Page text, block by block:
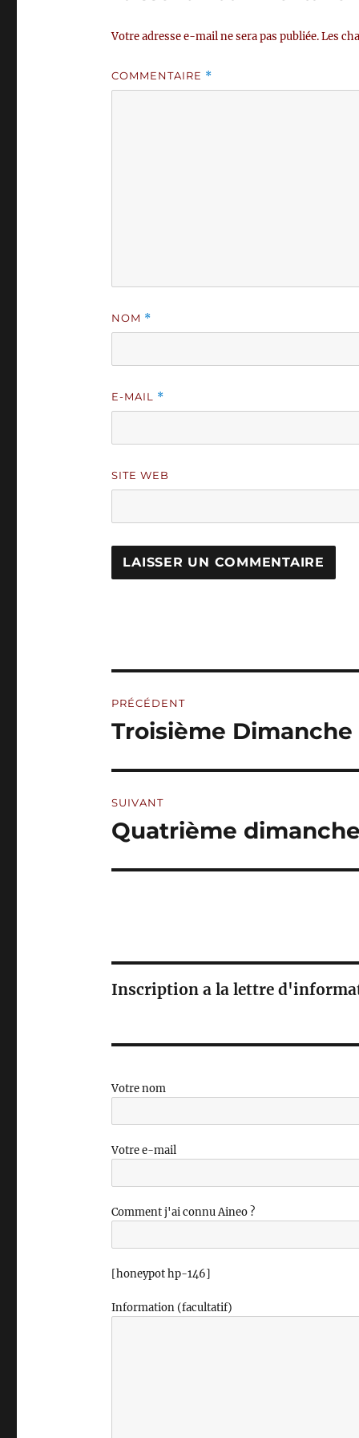
Votre adresse e-mail ne sera pas publiée.Les
COMMENTAIRE *
NOM *
E-MAIL *
SITE WEB
N
T
I
V
:
de
PRÉCÉDENT
Publication
Troisième Dimanche
SUIVANT
Publication
Quatrième
Inscription a la lettre
Votre nom
Votre e-mail
Comment j'ai connu Aineo ?
[honeypot hp-146]
Information (facultatif)